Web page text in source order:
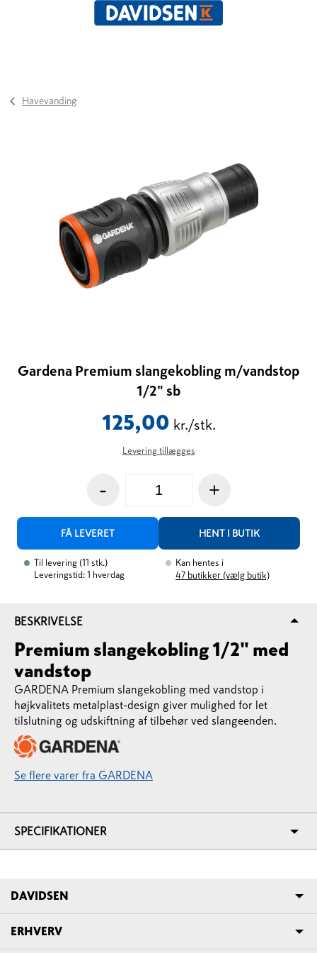
Havevanding
Gardena Premium slangekobling m/vandstop
1/2" sb
125,00 kr./stk.
Levering tillægges
- +
FÅ LEVERET HENT I BUTIK
Til levering (11 stk.)
Leveringstid: 1 hverdag
Kan hentes i
47 butikker (vælg butik)
BESKRIVELSE
Premium slangekobling 1/2" med
vandstop
GARDENA Premium slangekobling med vandstop i
højkvalitets metalplast-design giver mulighed for let
tilslutning og udskiftning af tilbehør ved slangeenden.
Se flere varer fra GARDENA
SPECIFIKATIONER
DAVIDSEN
ERHVERV